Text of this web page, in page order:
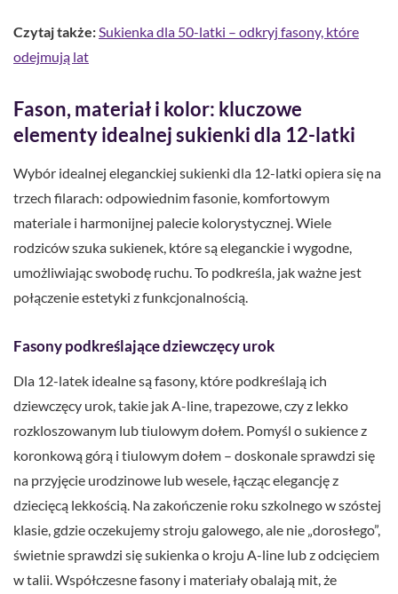
Czytaj także: Sukienka dla 50-latki – odkryj fasony, które
odejmują lat
Fason, materiał i kolor: kluczowe
elementy idealnej sukienki dla 12-latki
Wybór idealnej eleganckiej sukienki dla 12-latki opiera się na
trzech filarach: odpowiednim fasonie, komfortowym
materiale i harmonijnej palecie kolorystycznej. Wiele
rodziców szuka sukienek, które są eleganckie i wygodne,
umożliwiając swobodę ruchu. To podkreśla, jak ważne jest
połączenie estetyki z funkcjonalnością.
Fasony podkreślające dziewczęcy urok
Dla 12-latek idealne są fasony, które podkreślają ich
dziewczęcy urok, takie jak A-line, trapezowe, czy z lekko
rozkloszowanym lub tiulowym dołem. Pomyśl o sukience z
koronkową górą i tiulowym dołem – doskonale sprawdzi się
na przyjęcie urodzinowe lub wesele, łącząc elegancję z
dziecięcą lekkością. Na zakończenie roku szkolnego w szóstej
klasie, gdzie oczekujemy stroju galowego, ale nie „dorosłego”,
świetnie sprawdzi się sukienka o kroju A-line lub z odcięciem
w talii. Współczesne fasony i materiały obalają mit, że